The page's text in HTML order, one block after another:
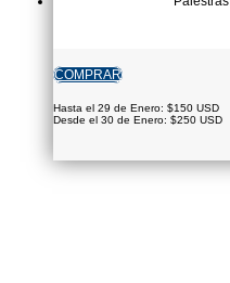
COMPRAR
Hasta el 29 de Enero: $150 USD
Desde el 30 de Enero: $250 USD